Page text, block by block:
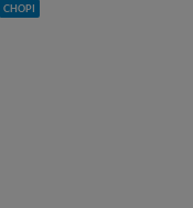
CHOPI